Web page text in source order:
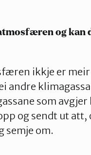
og kan
ikkje er
andre
som
og sendt ut att,
semje om.